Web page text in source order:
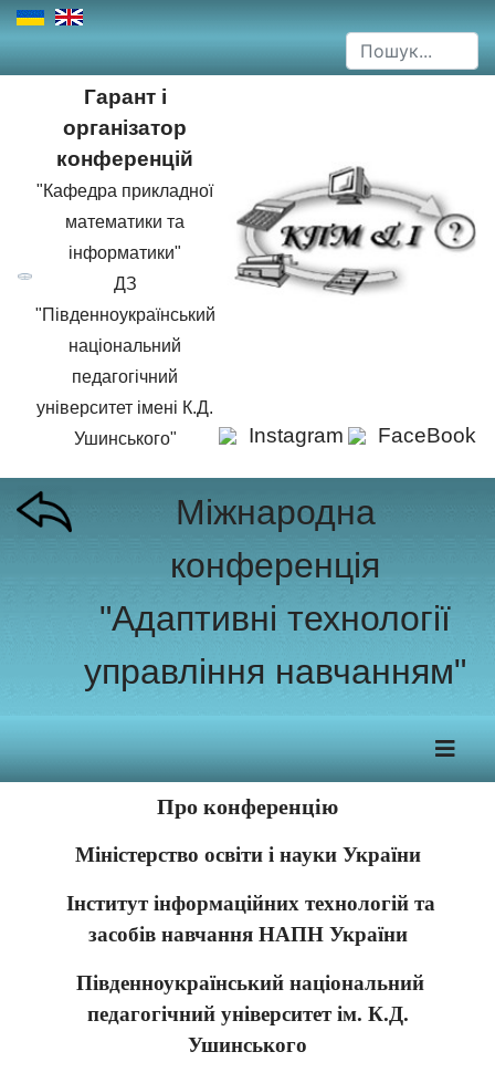
Гарант і
організатор
конференцій
"Кафедра прикладної
математики та
інформатики"
ДЗ
"Південноукраїнський
національний
педагогічний
університет імені К.Д.
Ушинського"
Instagram FaceBook
Міжнародна
конференція
"Адаптивні технології
управління навчанням"
Про конференцію
Міністерство освіти і науки України
Інститут інформаційних технологій та
засобів навчання НАПН України
Південноукраїнський національний
педагогічний університет ім. К.Д.
Ушинського